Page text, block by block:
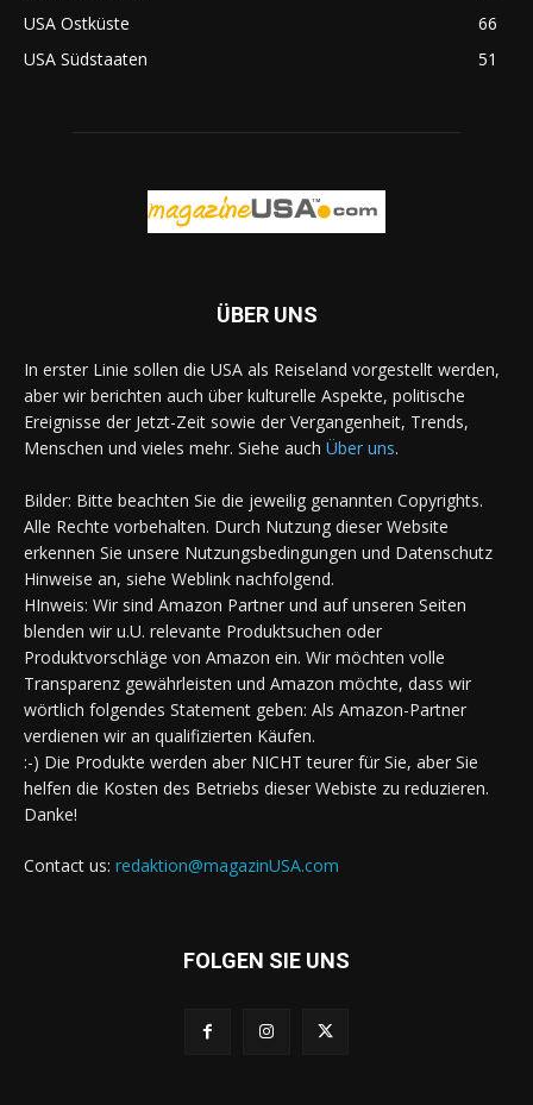
USA Ostküste
66
USA Südstaaten
51
ÜBER UNS
In erster Linie sollen die USA als Reiseland vorgestellt werden,
aber wir berichten auch über kulturelle Aspekte, politische
Ereignisse der Jetzt-Zeit sowie der Vergangenheit, Trends,
Menschen und vieles mehr. Siehe auch Über uns.
Bilder: Bitte beachten Sie die jeweilig genannten Copyrights.
Alle Rechte vorbehalten. Durch Nutzung dieser Website
erkennen Sie unsere Nutzungsbedingungen und Datenschutz
Hinweise an, siehe Weblink nachfolgend.
HInweis: Wir sind Amazon Partner und auf unseren Seiten
blenden wir u.U. relevante Produktsuchen oder
Produktvorschläge von Amazon ein. Wir möchten volle
Transparenz gewährleisten und Amazon möchte, dass wir
wörtlich folgendes Statement geben: Als Amazon-Partner
verdienen wir an qualifizierten Käufen.
:-) Die Produkte werden aber NICHT teurer für Sie, aber Sie
helfen die Kosten des Betriebs dieser Webiste zu reduzieren.
Danke!
Contact us: redaktion@magazinUSA.com
FOLGEN SIE UNS